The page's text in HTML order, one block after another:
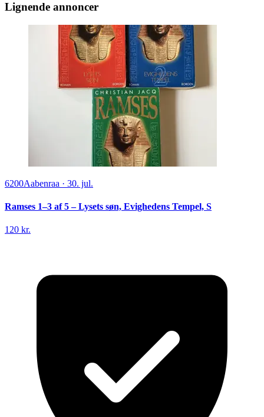
Lignende annoncer
6200Aabenraa · 30. jul.
Ramses 1–3 af 5 – Lysets søn, Evighedens Tempel, S
120 kr.